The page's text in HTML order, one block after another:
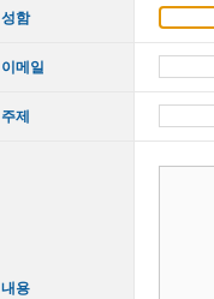
성함
이메일
주제
내용